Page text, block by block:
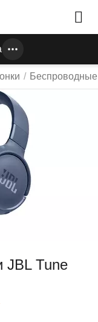
/
JBL Tune